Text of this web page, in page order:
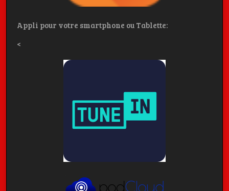
Appli pour votre smartphone ou Tablette:
<